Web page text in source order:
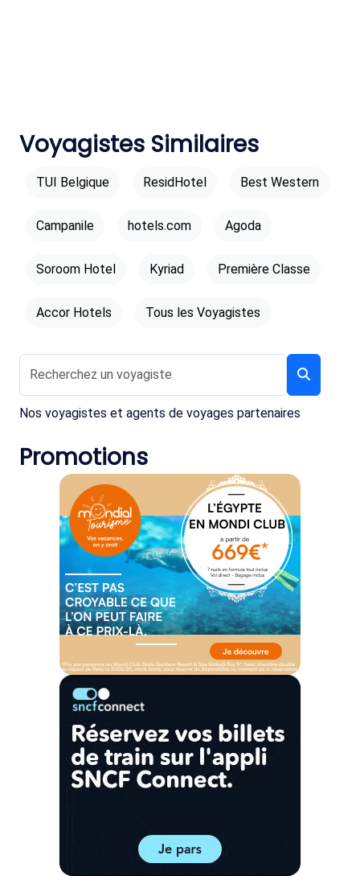
Voyagistes Similaires
TUI Belgique ResidHotel Best Western
Campanile hotels.com Agoda
Soroom Hotel Kyriad Première Classe
Accor Hotels Tous les Voyagistes
Nos voyagistes et agents de voyages partenaires
Promotions